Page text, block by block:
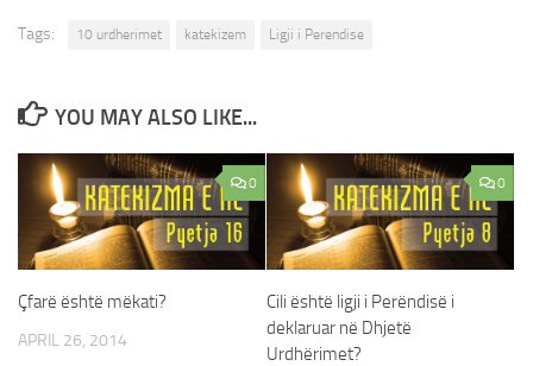
Tags: 10 urdherimet katekizem Ligji i Perendise
YOU MAY ALSO LIKE...
0
Çfarë është mëkati?
APRIL 26, 2014
0
Cili është ligji i Perëndisë i
deklaruar në Dhjetë
Urdhërimet?